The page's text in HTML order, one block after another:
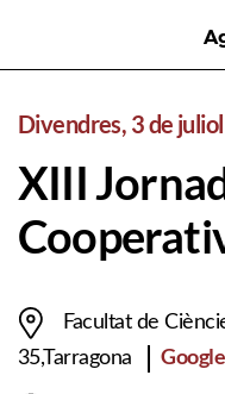
Divendres, 3 de
XIII
Facultat de
35,Tarragona